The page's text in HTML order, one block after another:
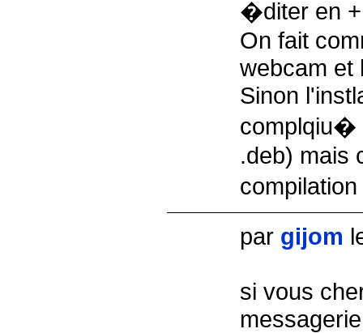
�diter en
On fait
webcam et
Sinon
complqiu�
.deb) mais
par gijom
si vous